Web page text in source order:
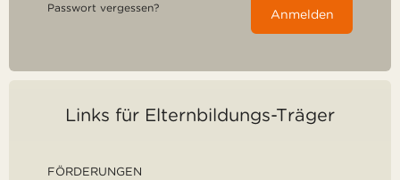
Passwort vergessen? Anmelden
Links für Elternbildungs-Träger
FÖRDERUNGEN